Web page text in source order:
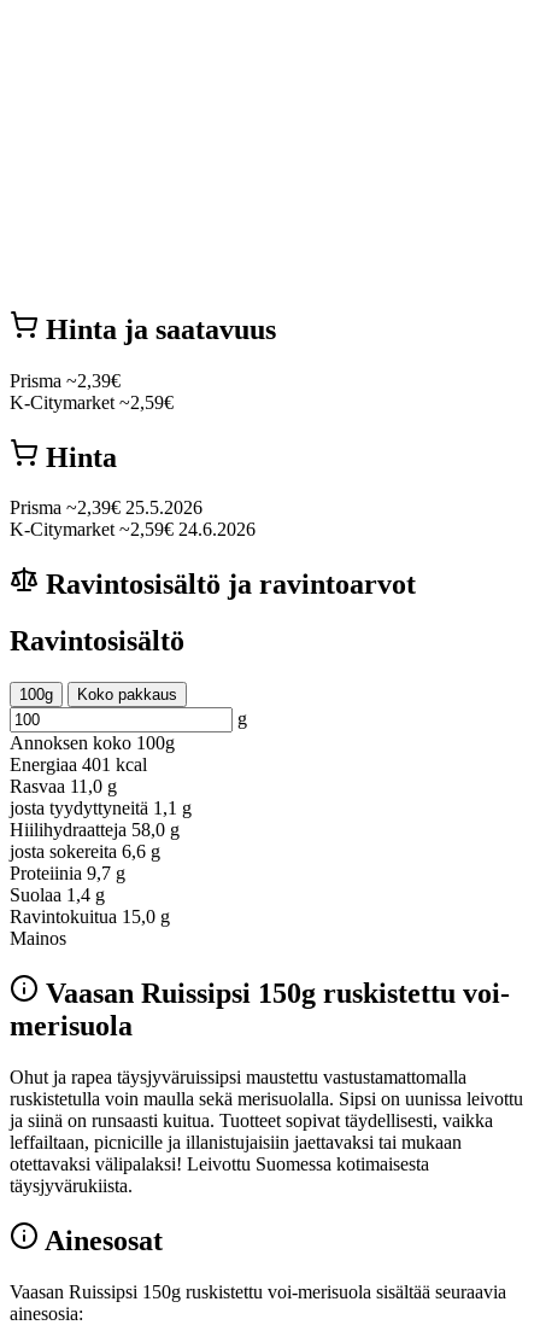
Hinta ja saatavuus
Prisma ~2,39€
K-Citymarket ~2,59€
Hinta
Prisma ~2,39€ 25.5.2026
K-Citymarket ~2,59€ 24.6.2026
Ravintosisältö ja ravintoarvot
Ravintosisältö
100g Koko pakkaus
g
Annoksen koko 100g
Energiaa 401 kcal
Rasvaa 11,0 g
josta tyydyttyneitä 1,1 g
Hiilihydraatteja 58,0 g
josta sokereita 6,6 g
Proteiinia 9,7 g
Suolaa 1,4 g
Ravintokuitua 15,0 g
Mainos
Vaasan Ruissipsi 150g ruskistettu voi-
merisuola
Ohut ja rapea täysjyväruissipsi maustettu vastustamattomalla
ruskistetulla voin maulla sekä merisuolalla. Sipsi on uunissa leivottu
ja siinä on runsaasti kuitua. Tuotteet sopivat täydellisesti, vaikka
leffailtaan, picnicille ja illanistujaisiin jaettavaksi tai mukaan
otettavaksi välipalaksi! Leivottu Suomessa kotimaisesta
täysjyvärukiista.
Ainesosat
Vaasan Ruissipsi 150g ruskistettu voi-merisuola sisältää seuraavia
ainesosia: